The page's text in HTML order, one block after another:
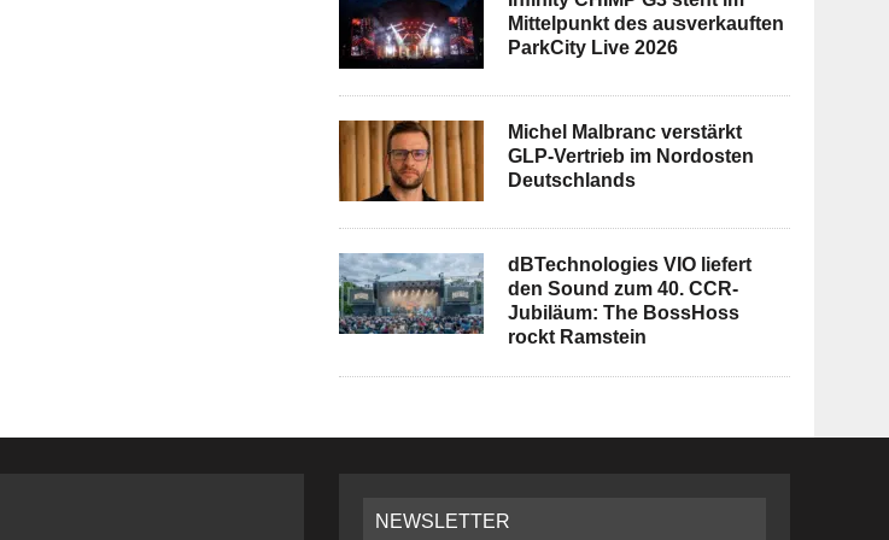
Mittelpunkt des ausverkauften
ParkCity Live 2026
Michel Malbranc verstärkt
GLP-Vertrieb im Nordosten
Deutschlands
dBTechnologies VIO liefert
den Sound zum 40. CCR-
Jubiläum: The BossHoss
rockt Ramstein
NEWSLETTER